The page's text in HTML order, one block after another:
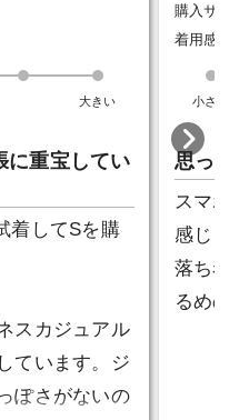
大きい
に重宝してい
着してSを購
スカジュアル
ています。ジ
ぽさがないの
購入サ
着用感
小さい
思っ
スマ
感じ
落ち
るめ